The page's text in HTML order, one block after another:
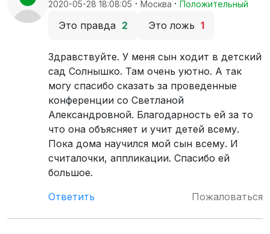
2020-05-28 18:08:05 · Москва · Положительный
Это правда 2 Это ложь 1
Здравствуйте. У меня сын ходит в детский
сад Солнышко. Там очень уютно. А так
могу спасибо сказать за проведенные
конференции со Светланой
Александровной. Благодарность ей за то
что она объясняет и учит детей всему.
Пока дома научился мой сын всему. И
считалочки, аппликации. Спасибо ей
большое.
Ответить
Пожаловаться